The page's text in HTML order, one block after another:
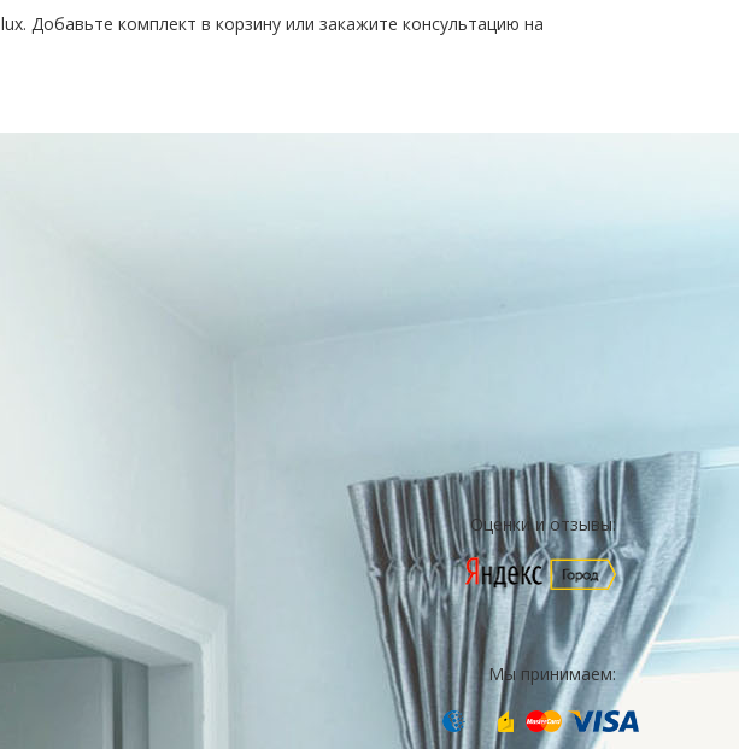
Добавьте комплект в корзину или закажите консультацию на
Оценки и отзывы:
Мы принимаем: